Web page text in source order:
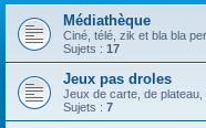
Médiathèque
Ciné, télé, zik et bla bla
Sujets : 17
Jeux pas droles
Jeux de carte, de plateau,
Sujets : 7